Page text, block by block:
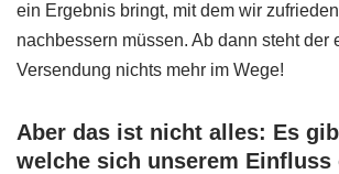
ein Ergebnis bringt, mit dem wir
nachbessern müssen. Ab dann steht der
Versendung nichts mehr im Wege!
Aber das ist nicht alles: Es
welche sich unserem Einfluss